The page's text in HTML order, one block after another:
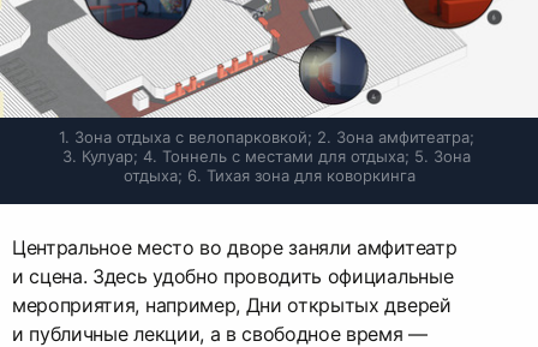
1. Зона отдыха с велопарковкой; 2. Зона амфитеатра;
3. Кулуар; 4. Тоннель с местами для отдыха; 5. Зона
отдыха; 6. Тихая зона для коворкинга
Центральное место во дворе заняли амфитеатр
и сцена. Здесь удобно проводить официальные
мероприятия, например, Дни открытых дверей
и публичные лекции, а в свободное время —